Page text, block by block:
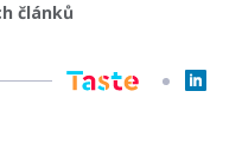
článků